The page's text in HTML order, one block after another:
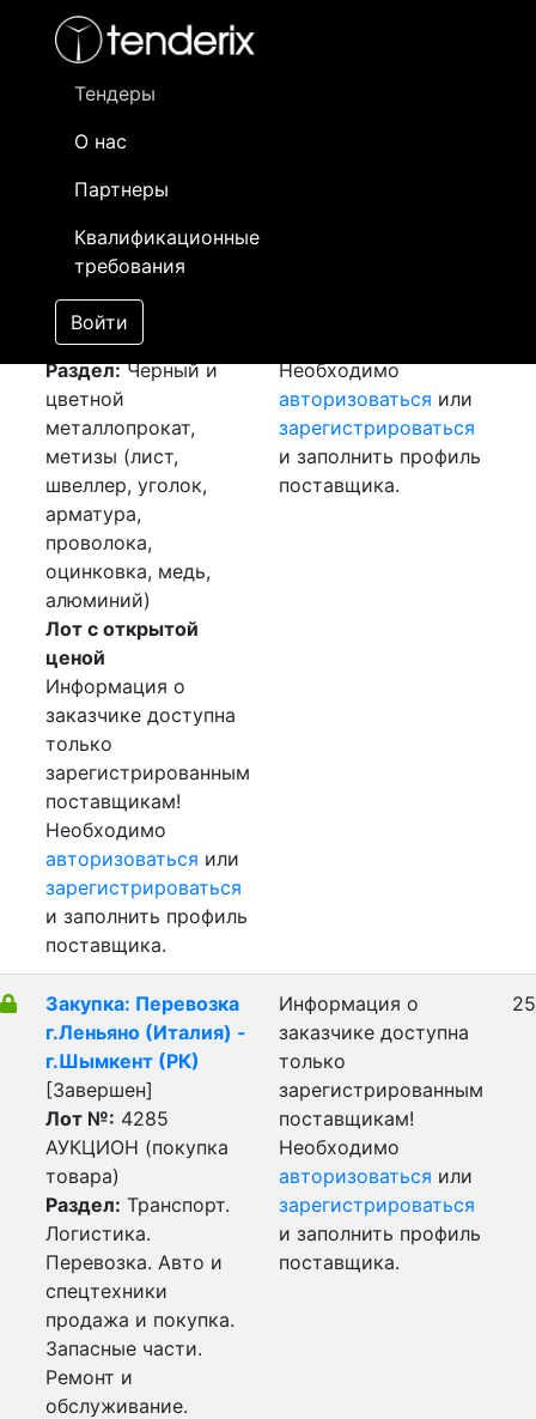
Тендеры
О нас
Партнеры
Квалификационные
требования
Войти
- активный лот
- сохраненный лот (не опубликован)
Закупка: Листы гк
[Завершен]
Лот №:
АУКЦИОН (покупка
товара)
Раздел:Черный и
цветной
металлопрокат,
метизы (лист,
швеллер, уголок,
арматура,
проволока,
оцинковка, медь,
алюминий)
Лот с открытой
ценой
Информация о
заказчике доступна
только
зарегистрированным
поставщикам!
Необходимо
авторизоваться или
зарегистрироваться
и заполнить профиль
поставщика.
Необходимо
авторизоваться или
зарегистрироваться
и заполнить профиль
поставщика.
Закупка: Перевозка
г.Леньяно (Италия) -
г.Шымкент (РК)
[Завершен]
Лот №: 4285
АУКЦИОН (покупка
товара)
Раздел: Транспорт.
Логистика.
Перевозка. Авто и
спецтехники
продажа и покупка.
Запасные части.
Ремонт и
обслуживание.
Информация о
заказчике доступна
только
зарегистрированным
поставщикам!
Необходимо
авторизоваться или
зарегистрироваться
и заполнить профиль
поставщика.